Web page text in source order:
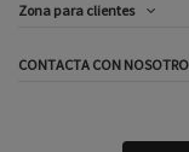
Zona para clientes
CONTACTA CON